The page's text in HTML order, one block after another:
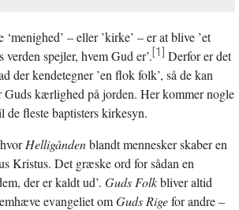
– eller ’kirke’ – er at blive ’et
spejler, hvem Gud er’.[1] Derfor er det
der kendetegner ’en flok folk’, så de kan
Guds kærlighed på jorden. Her kommer nogle
de fleste baptisters kirkesyn.
Helligåndenblandt mennesker skaber en
Kristus. Det græske ord for sådan en
der er kaldt ud’. Guds Folkbliver altid
evangeliet omGuds Rigefor andre –